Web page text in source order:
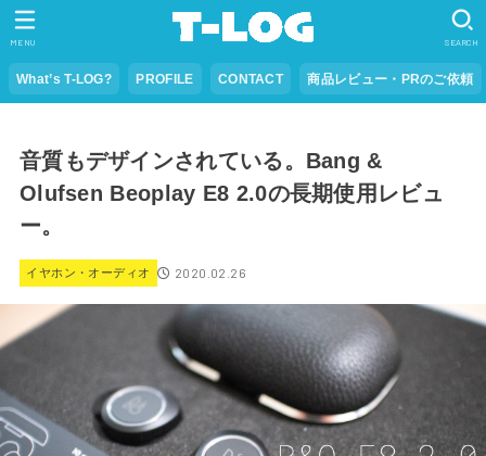
What’s T-LOG? PROFILE CONTACT 商品レビュー・PRのご依頼
SEARCH
MENU
音質もデザインされている。Bang &
Olufsen Beoplay E8 2.0の長期使用レビュ
ー。
イヤホン・オーディオ 2020.02.26